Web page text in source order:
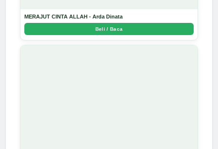
MERAJUT CINTA ALLAH - Arda Dinata
Beli / Baca